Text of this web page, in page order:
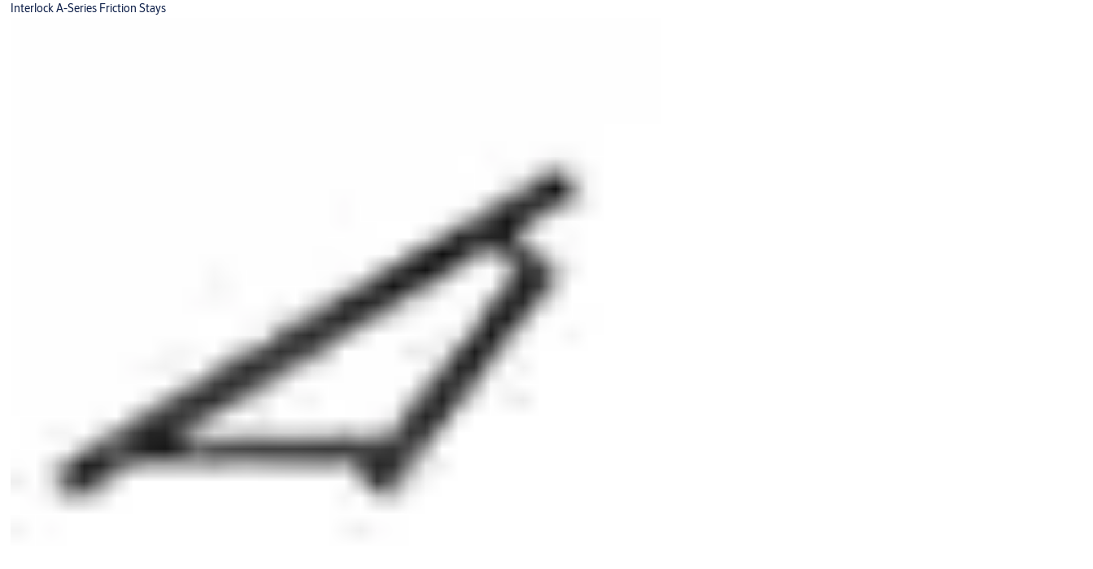
Interlock A-Series Friction Stays